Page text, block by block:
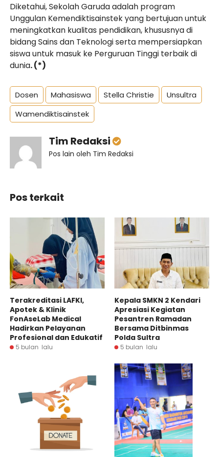
Diketahui, Sekolah Garuda adalah program
Unggulan Kemendiktisainstek yang bertujuan untuk
meningkatkan kualitas pendidikan, khususnya di
bidang Sains dan Teknologi serta mempersiapkan
siswa untuk masuk ke Perguruan Tinggi terbaik di
dunia.(*)
Dosen Mahasiswa Stella Christie
Unsultra
Wamendiktisainstek
Tim Redaksi
Pos lain oleh Tim Redaksi
Pos terkait
Terakreditasi LAFKI,
Apotek & Klinik
FonAseLab Medical
Hadirkan Pelayanan
Profesional dan Edukatif
5 bulan lalu
Kepala SMKN 2 Kendari
Apresiasi Kegiatan
Pesantren Ramadan
Bersama Ditbinmas
Polda Sultra
5 bulan lalu